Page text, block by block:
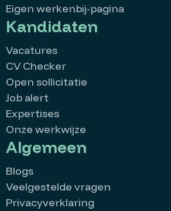
Eigen werkenbij-pagina
Kandidaten
Vacatures
CV Checker
Open sollicitatie
Job alert
Expertises
Onze werkwijze
Algemeen
Blogs
Veelgestelde vragen
Privacyverklaring